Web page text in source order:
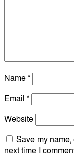
Name*
Email *
Website
Save my
next time I